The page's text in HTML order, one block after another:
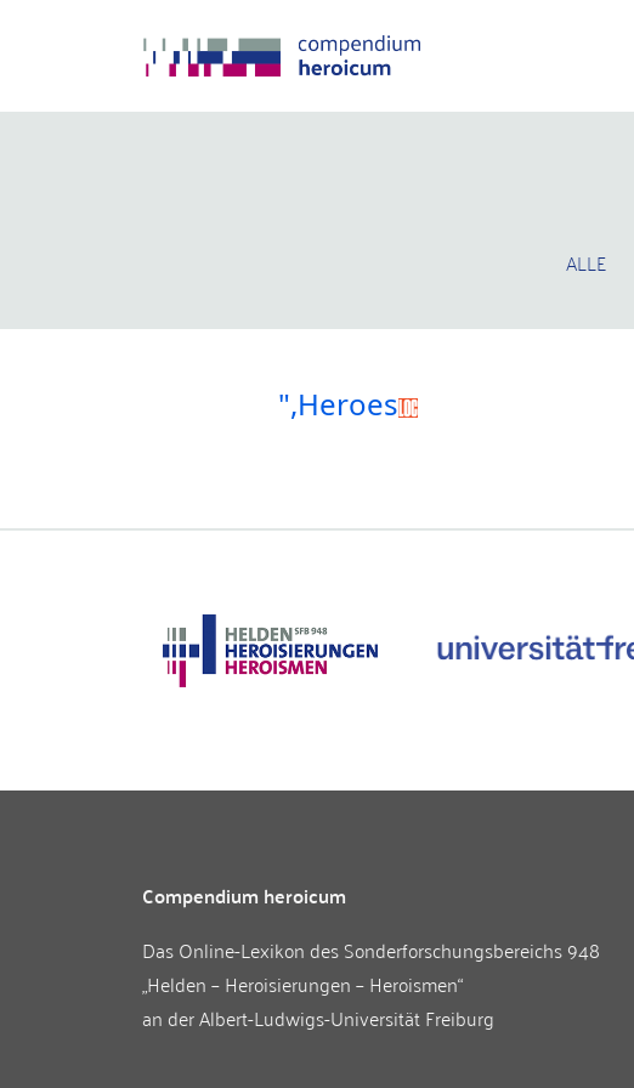
ALLE
",Heroes
Compendium heroicum
Das Online-Lexikon desSonderforschungsbereichs 948
„Helden – Heroisierungen – Heroismen“
an derAlbert-Ludwigs-Universität Freiburg